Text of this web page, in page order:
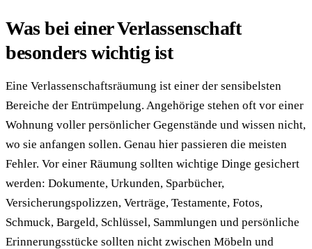
Was bei einer Verlassenschaft
besonders wichtig ist
Eine Verlassenschaftsräumung ist einer der sensibelsten
Bereiche der Entrümpelung. Angehörige stehen oft vor einer
Wohnung voller persönlicher Gegenstände und wissen nicht,
wo sie anfangen sollen. Genau hier passieren die meisten
Fehler. Vor einer Räumung sollten wichtige Dinge gesichert
werden: Dokumente, Urkunden, Sparbücher,
Versicherungspolizzen, Verträge, Testamente, Fotos,
Schmuck, Bargeld, Schlüssel, Sammlungen und persönliche
Erinnerungsstücke sollten nicht zwischen Möbeln und